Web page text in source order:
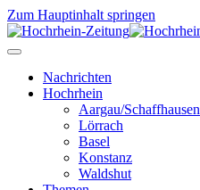
Zum Hauptinhalt springen
Nachrichten
Hochrhein
Aargau/Schaffhausen
Lörrach
Basel
Konstanz
Waldshut